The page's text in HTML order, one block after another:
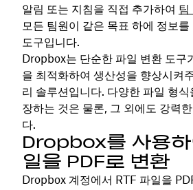
알림 또는 지침을 직접 추가하여 팀
모든 팀원이 같은 목표 하에 정보
도구입니다.
Dropbox는 단순한 파일 변환 도구
을 최적화하여 생산성을 향상시켜
리 솔루션입니다. 다양한 파일 형식
장하는 것은 물론, 그 외에도 강력
다.
Dropbox를 사용하
일을 PDF로 변환
Dropbox 계정에서 RTF 파일을